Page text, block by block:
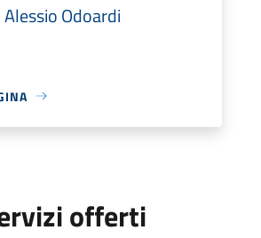
Alessio Odoardi
offerti